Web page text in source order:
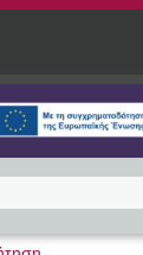
περιεχόμενο